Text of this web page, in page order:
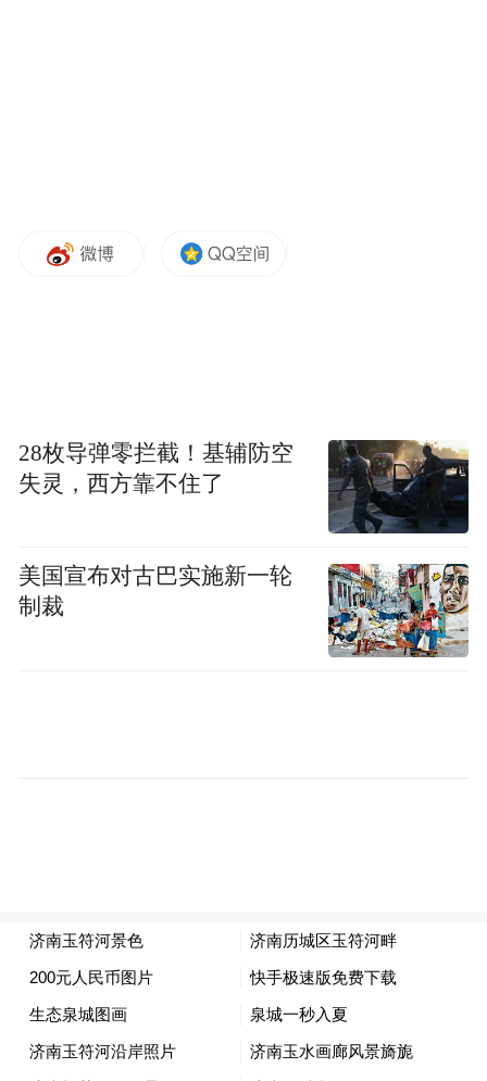
platform and merely provides information storage
space services.”
28枚导弹零拦截！基辅防空
失灵，西方靠不住了
美国宣布对古巴实施新一轮
制裁